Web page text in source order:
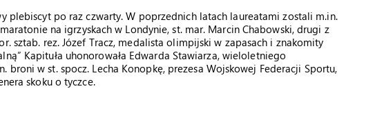
plebiscyt po raz czwarty. W poprzednich latach laureatami zostali m.in.
na igrzyskach w Londynie, st. mar. Marcin Chabowski, drugi z
sztab. rez. Józef Tracz, medalista olimpijski w zapasach i znakomity
Kapituła uhonorowała Edwarda Stawiarza, wieloletniego
broni w st. spocz. Lecha Konopkę, prezesa Wojskowej Federacji Sportu,
skoku o tyczce.